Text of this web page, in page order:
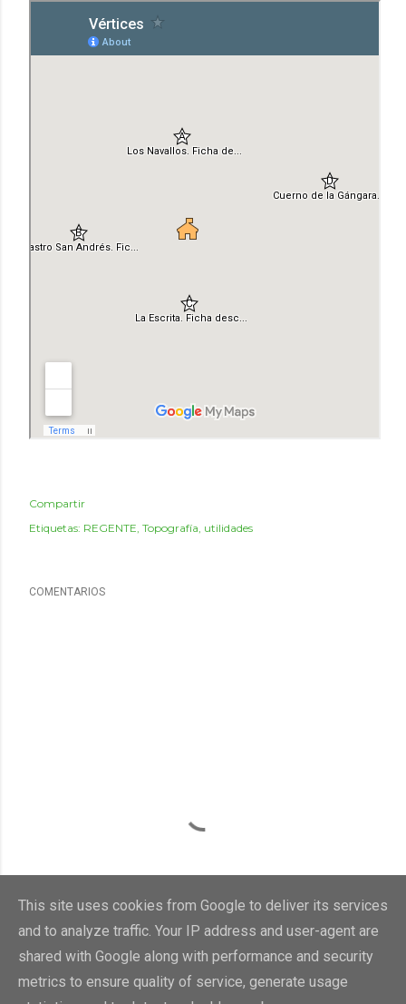
Compartir
Etiquetas: REGENTE Topografía utilidades
COMENTARIOS
This site uses cookies from Google to deliver its services
and to analyze traffic. Your IP address and user-agent are
shared with Google along with performance and security
metrics to ensure quality of service, generate usage